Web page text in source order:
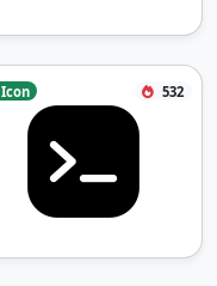
Icon 532